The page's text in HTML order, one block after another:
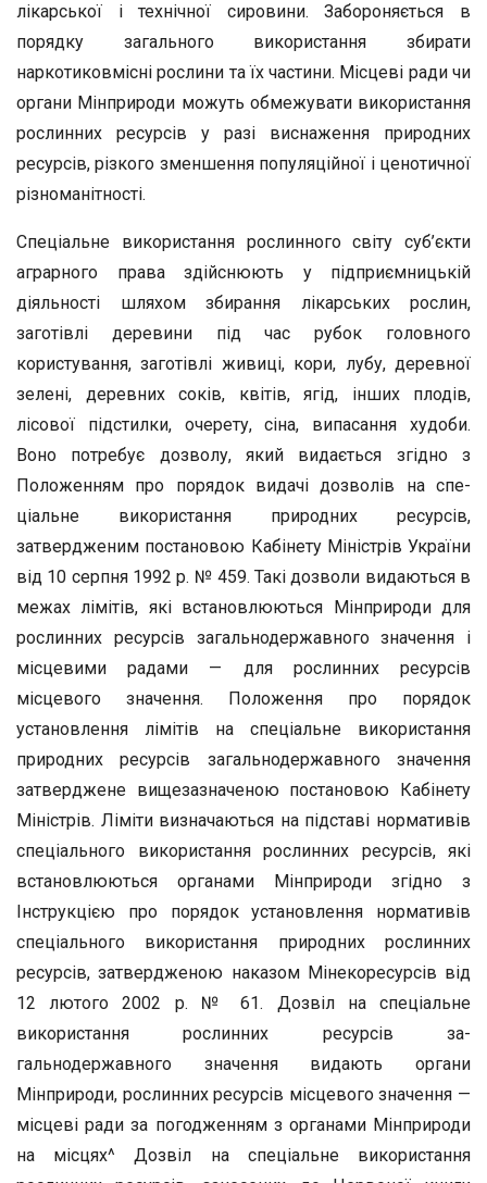
лікарської і тех­нічної сировини. Забороняється в
порядку загального використан­ня збирати
наркотиковмісні рослини та їх частини. Місцеві ради чи
органи Мінприроди можуть обмежувати використання
рослинних ресурсів у разі виснаження природних
ресурсів, різкого зменшення популяційної і ценотичної
різноманітності.
Спеціальне використання рослинного світу суб’єкти
аграрного права здійснюють у підприємницькій
діяльності шляхом збиран­ня лікарських рослин,
заготівлі деревини під час рубок головно­го
користування, заготівлі живиці, кори, лубу, деревної
зелені, деревних соків, квітів, ягід, інших плодів,
лісової підстилки, оче­рету, сіна, випасання худоби.
Воно потребує дозволу, який вида­ється згідно з
Положенням про порядок видачі дозволів на спе­
ціальне використання природних ресурсів,
затвердженим поста­новою Кабінету Міністрів України
від 10 серпня 1992 р. № 459. Такі дозволи видаються в
межах лімітів, які встановлюються Мінприроди для
рослинних ресурсів загальнодержавного значен­ня і
місцевими радами — для рослинних ресурсів
місцевого зна­чення. Положення про порядок
установлення лімітів на спеці­альне використання
природних ресурсів загальнодержавного зна­чення
затверджене вищезазначеною постановою Кабінету
Мініс­трів. Ліміти визначаються на підставі нормативів
спеціального використання рослинних ресурсів, які
встановлюються органами Мінприроди згідно з
Інструкцією про порядок установлення нор­мативів
спеціального використання природних рослинних
ресур­сів, затвердженою наказом Мінекоресурсів від
12 лютого 2002 р. № 61. Дозвіл на спеціальне
використання рослинних ресурсів за­
гальнодержавного значення видають органи
Мінприроди, рос­линних ресурсів місцевого значення —
місцеві ради за погоджен­ням з органами Мінприроди
на місцях^ Дозвіл на спеціальне ви­користання